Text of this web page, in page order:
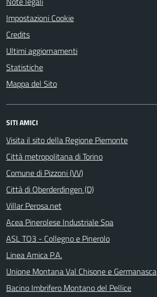
Impostazioni Cookie
Credits
Ultimi aggiornamenti
Statistiche
Mappa del Sito
SITI AMICI
Visita il sito della Regione Piemonte
Città metropolitana di Torino
Comune di Pizzoni (VV)
Città di Oberderdingen (D)
Villar Perosa.net
Acea Pinerolese Industriale Spa
ASL TO3 - Collegno e Pinerolo
Linea Amica P.A.
Unione Montana Val Chisone e Germanasca
Bacino Imbrifero Montano del Pellice